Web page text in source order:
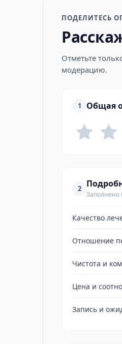
ПОДЕЛИТЕСЬ
Отметьте
модерацию.
1 Общая
2
Заполнено
Качество
Отношение
Чистота и
Цена и
Запись и